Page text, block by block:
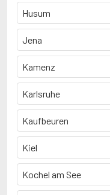
Husum
Jena
Kamenz
Karlsruhe
Kaufbeuren
Kiel
Kochel am See